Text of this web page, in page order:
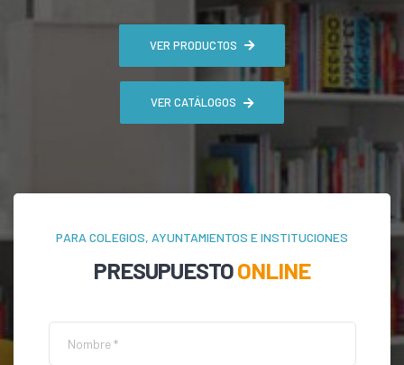
VER PRODUCTOS
VER CATÁLOGOS
PARA COLEGIOS, AYUNTAMIENTOS E INSTITUCIONES
PRESUPUESTOONLINE